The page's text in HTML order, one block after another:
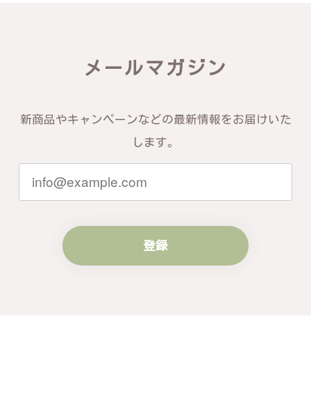
メールマガジン
新商品やキャンペーンなどの最新情報をお届けいた
します。
登録